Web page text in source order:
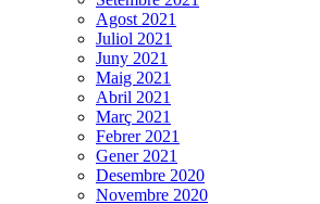
Agost 2021
Juliol 2021
Juny 2021
Maig 2021
Abril 2021
Març 2021
Febrer 2021
Gener 2021
Desembre 2020
Novembre 2020